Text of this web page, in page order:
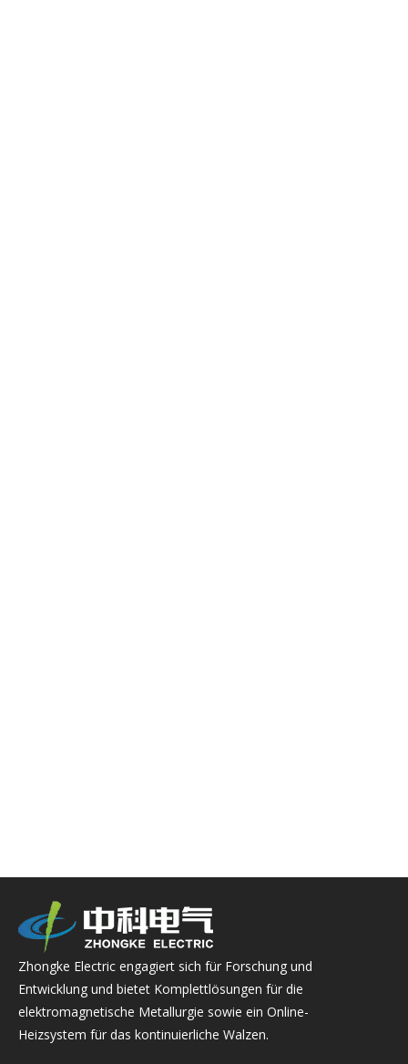
Zhongke Electric engagiert sich für Forschung und
Entwicklung und bietet Komplettlösungen für die
elektromagnetische Metallurgie sowie ein Online-
Heizsystem für das kontinuierliche Walzen.